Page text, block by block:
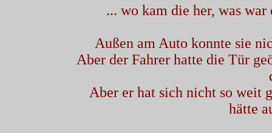
... wo kam die her, was
Außen am Auto konnte sie
Aber der Fahrer hatte die Tür
Aber er hat sich nicht so weit
hätte